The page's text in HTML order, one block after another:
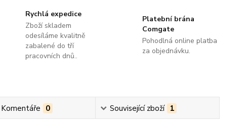
Rychlá expedice
Zboží skladem
odesíláme kvalitně
zabalené do tří
pracovních dnů..
Platební brána
Comgate
Pohodlná online platba
za objednávku.
Komentáře 0 Související zboží 1